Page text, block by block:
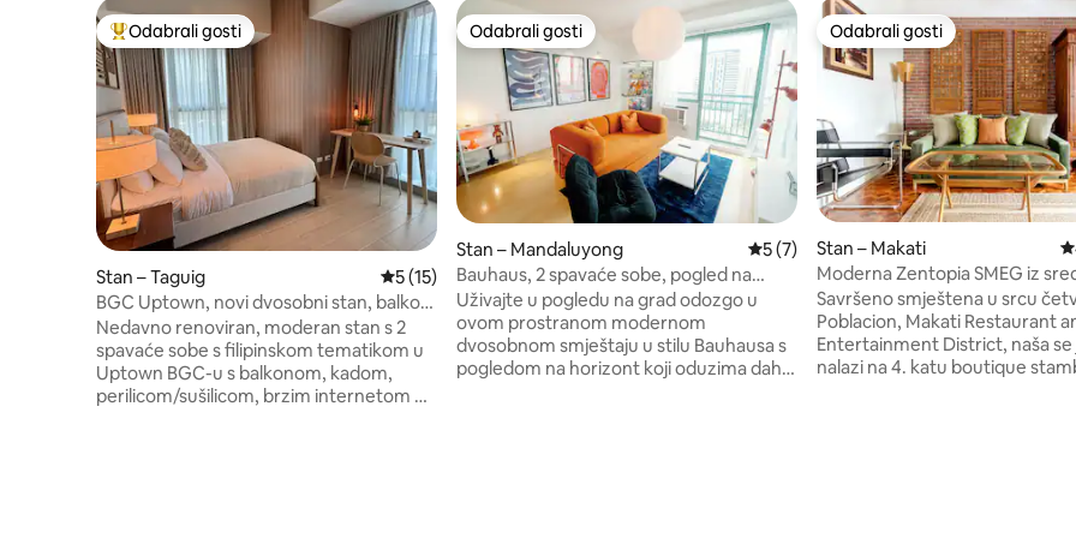
Među najviše rangiranima s oznakom „Odabrali gosti”
Odabrali gosti
Stan – Taguig Prosječna ocjena: 5/5, recenzija: 15
5 (15)
BGC Uptown, novi dvosobni stan, balkon,
besplatno parkirno mjesto
Nedavno renoviran, moderan stan s 2
spavaće sobe s filipinskom tematikom u
Uptown BGC-u s balkonom, kadom,
perilicom/sušilicom, brzim internetom od
Odabrali gosti
Odabrali gosti
Stan – Mandaluyong Prosječna ocjena: 5/5, recenzija: 7
5 (7)
Bauhaus, 2 spavaće sobe, pogled na
horizont, projektor i računalo
Uživajte u pogledu na grad odozgo u
ovom prostranom modernom
dvosobnom smještaju u stilu Bauhausa s
pogledom na horizont koji oduzima dah.
Odabrali gosti
Odabrali gosti
Stan – Makati
Moderna Zentopia SMEG iz
stoljeća
Savršeno smještena u srcu
Poblacion, Makati Restaurant
Entertainment District, naša se
nalazi na 4. katu boutique